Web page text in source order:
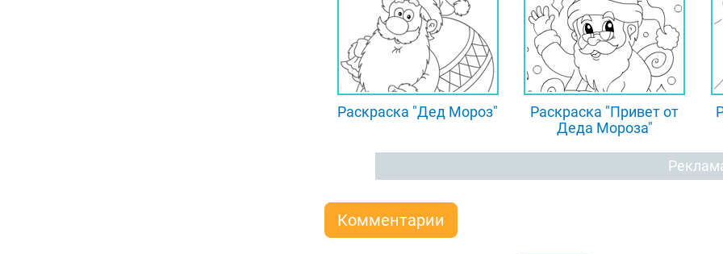
Раскраска "Дед Мороз"
Раскраска "Привет от
Деда Мороза"
Комментарии